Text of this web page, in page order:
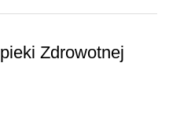
Zdrowotnej